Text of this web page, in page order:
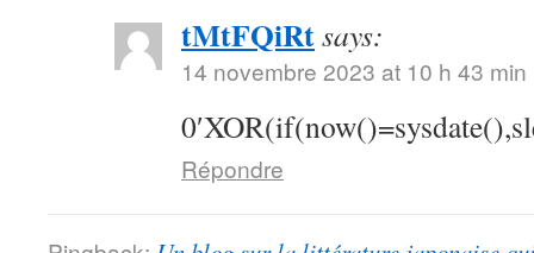
tMtFQiRtsays:
14 novembre 2023 at 10 h 43 min
Répondre